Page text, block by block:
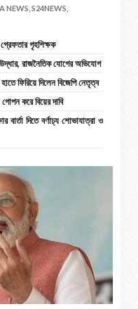
NEWS, S24NEWS,
গৃহশিক্ষক
উদ্ধার, রাজনৈতিক যোগের অভিযোগ
ফিরিয়ে দিলেন বিজেপি নেতৃত্ব
করে বিয়ের দাবি
দিতে বর্ণাঢ্য শোভাযাত্রা ও